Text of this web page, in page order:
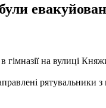
на вулиці
рятувальники